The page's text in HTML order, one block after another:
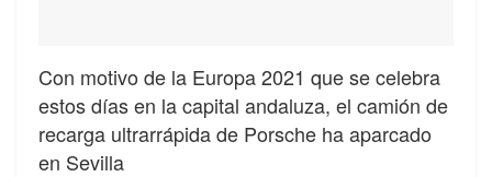
Con motivo de la Europa 2021 que se celebra
estos días en la capital andaluza, el camión de
recarga ultrarrápida de Porsche ha aparcado
en Sevilla